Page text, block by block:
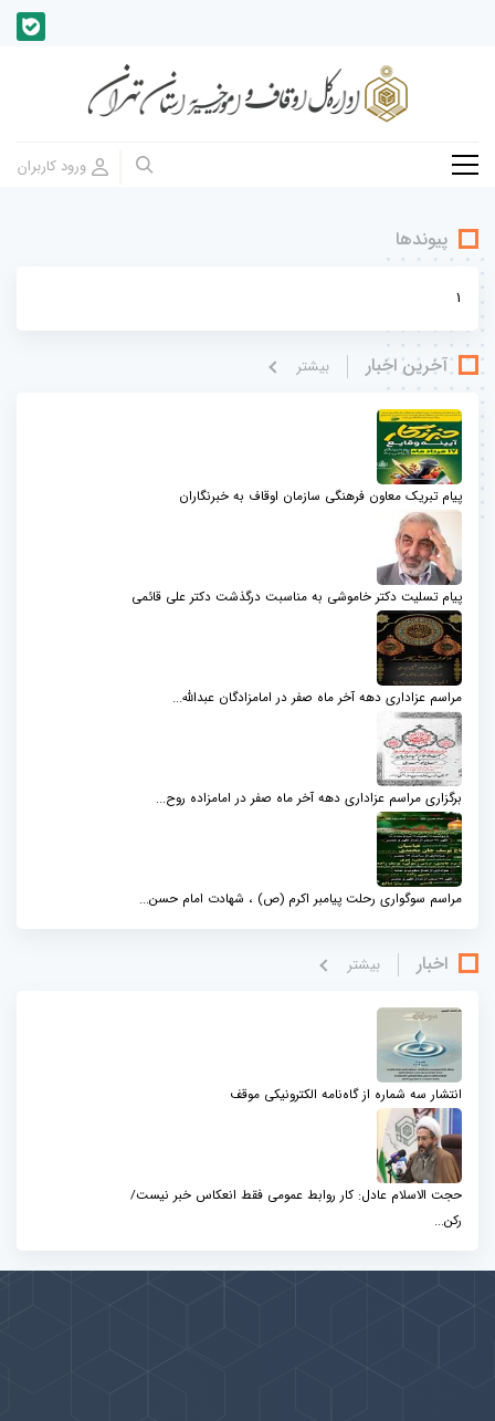
پیوندها
1
آخرین اخبار بيشتر
پیام تبریک معاون فرهنگی سازمان اوقاف به خبرنگاران
پیام تسلیت دکتر خاموشی به مناسبت درگذشت دکتر علی قائمی
مراسم عزاداری دهه آخر ماه صفر در امامزادگان عبدالله...
برگزاری مراسم عزاداری دهه آخر ماه صفر در امامزاده روح...
مراسم سوگواری رحلت پیامبر اکرم (ص) ، شهادت امام حسن...
اخبار بيشتر
انتشار سه شماره از گاه‌نامه الکترونیکی موقف
حجت الاسلام عادل: کار روابط عمومی فقط انعکاس خبر نیست/
رکن...